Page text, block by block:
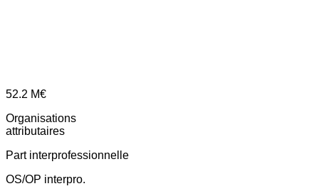
52.2 M€
Organisations
attributaires
Part interprofessionnelle
OS/OP interpro.